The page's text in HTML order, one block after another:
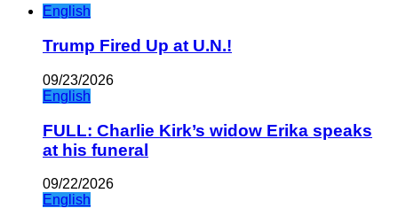
English
Trump Fired Up at U.N.!
09/23/2026
English
FULL: Charlie Kirk’s widow Erika speaks
at his funeral
09/22/2026
English